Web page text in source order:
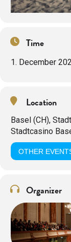
Time
1. December
Location
Basel (CH),
Stadtcasino
OTHER
Organizer